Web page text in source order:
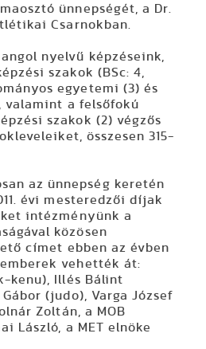
ünnepségét, a Dr.
Csarnokban.
nyelvű képzéseink,
szakok (BSc: 4,
egyetemi (3) és
valamint a felsőfokú
szakok (2) végzős
összesen 315-
az ünnepség keretén
évi mesteredzői díjak
intézményünk a
közösen
címet ebben az évben
vehették át:
kenu), Illés Bálint
(judo), Varga József
Zoltán, a MOB
László, a MET elnöke